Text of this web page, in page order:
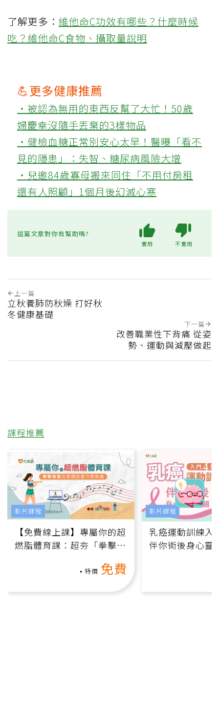
了解更多： 維他命C功效有哪些？什麼時候
吃？維他命C食物、攝取量說明
💪更多健康推薦
‧被認為無用的東西反幫了大忙！50歲
婦慶幸沒隨手丟棄的3樣物品
‧健檢血糖正常別安心太早！醫曝「看不
見的隱患」：失智、糖尿病風險大增
‧兒邀84歲寡母搬來同住「不用付房租
還有人照顧」1個月後幻滅心寒
這篇文章對你有幫助嗎?
實用 不實用
上一篇
立秋養肺防秋燥 打好秋
冬健康基礎
下一篇
改善職業性下背痛 從姿
勢、運動與減壓做起
課程推薦
【免費線上課】專屬你的超
燃脂體育課：超夯「拳擊有
特價 免費
影片課程
乳癌運動訓練入
伴你術後身心靈
影片課程